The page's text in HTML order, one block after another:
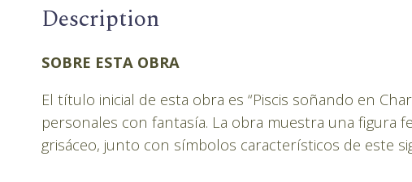
Description
SOBRE ESTA OBRA
El título inicial de esta obra es “Piscis soñando en
personales con fantasía. La obra muestra una figura
grisáceo, junto con símbolos característicos de este